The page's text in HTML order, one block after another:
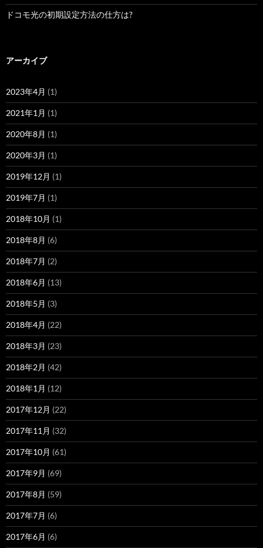
ドコモ光の初期設定方法の仕方は?
アーカイブ
2023年4月 (1)
2021年1月 (1)
2020年8月 (1)
2020年3月 (1)
2019年12月 (1)
2019年7月 (1)
2018年10月 (1)
2018年8月 (6)
2018年7月 (2)
2018年6月 (13)
2018年5月 (3)
2018年4月 (22)
2018年3月 (23)
2018年2月 (42)
2018年1月 (12)
2017年12月 (22)
2017年11月 (32)
2017年10月 (61)
2017年9月 (69)
2017年8月 (59)
2017年7月 (6)
2017年6月 (6)